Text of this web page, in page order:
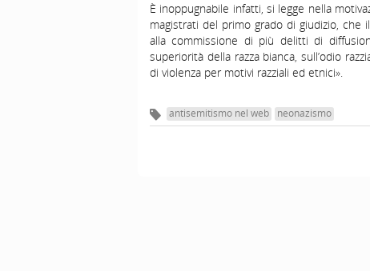
È inoppugnabile infatti, si legge nella
magistrati del primo grado di giudizio,
alla commissione di più delitti di
superiorità della razza bianca, sull’odio
di violenza per motivi razziali ed etnici».
antisemitismo nel web neonazismo